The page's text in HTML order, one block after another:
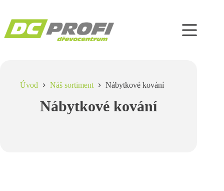
Úvod Náš sortiment Nábytkové kování
Nábytkové kování